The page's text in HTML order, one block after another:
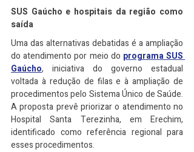
SUS Gaúcho e hospitais da região como
saída
Uma das alternativas debatidas é a ampliação
do atendimento por meio do programa SUS
Gaúcho, iniciativa do governo estadual
voltada à redução de filas e à ampliação de
procedimentos pelo Sistema Único de Saúde.
A proposta prevê priorizar o atendimento no
Hospital Santa Terezinha, em Erechim,
identificado como referência regional para
esses procedimentos.